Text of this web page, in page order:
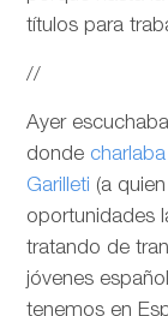
títulos para
//
Ayer
donde
Garilleti (a
oportunidades
tratando de
jóvenes
tenemos en